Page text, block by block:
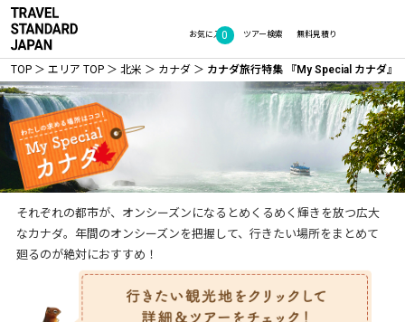
お気に入り
0 無料見積り
ツアー検索
TOP エリア TOP 北米 カナダ カナダ旅行特集 『My Special カナダ』
それぞれの都市が、オンシーズンになるとめくるめく輝きを放つ広大
なカナダ。年間のオンシーズンを把握して、行きたい場所をまとめて
廻るのが絶対におすすめ！